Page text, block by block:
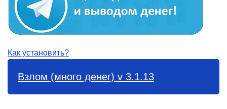
Как установить?
Взлом (много денег) v 3.1.13